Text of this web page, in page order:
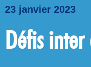
23 janvier 2023
Défis